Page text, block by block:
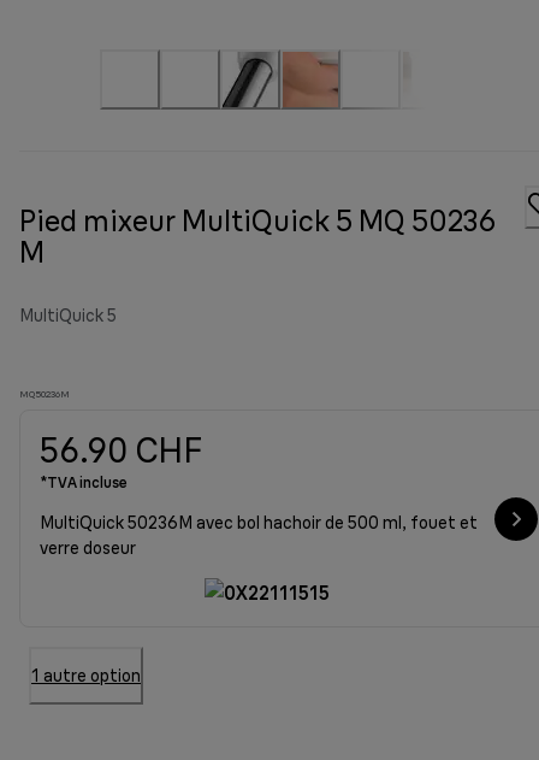
Pied mixeur MultiQuick 5 MQ 50236
M
MultiQuick 5
MQ50236M
56.90 CHF
*TVA incluse
MultiQuick 50236M avec bol hachoir de 500 ml, fouet et
verre doseur
1 autre option